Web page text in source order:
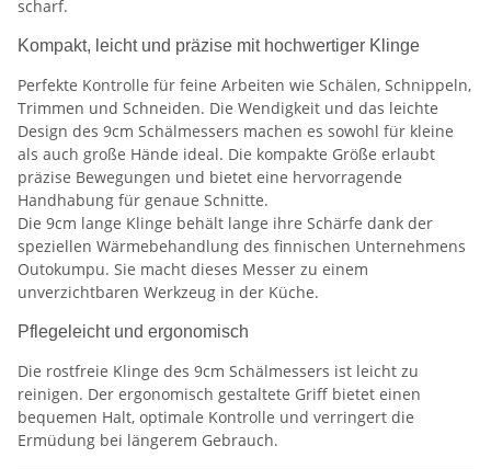
scharf.
Kompakt, leicht und präzise mit hochwertiger Klinge
Perfekte Kontrolle für feine Arbeiten wie Schälen, Schnippeln,
Trimmen und Schneiden. Die Wendigkeit und das leichte
Design des 9cm Schälmessers machen es sowohl für kleine
als auch große Hände ideal. Die kompakte Größe erlaubt
präzise Bewegungen und bietet eine hervorragende
Handhabung für genaue Schnitte.
Die 9cm lange Klinge behält lange ihre Schärfe dank der
speziellen Wärmebehandlung des finnischen Unternehmens
Outokumpu. Sie macht dieses Messer zu einem
unverzichtbaren Werkzeug in der Küche.
Pflegeleicht und ergonomisch
Die rostfreie Klinge des 9cm Schälmessers ist leicht zu
reinigen. Der ergonomisch gestaltete Griff bietet einen
bequemen Halt, optimale Kontrolle und verringert die
Ermüdung bei längerem Gebrauch.